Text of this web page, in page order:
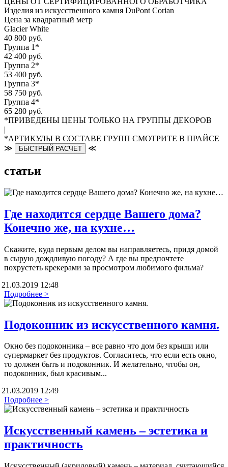
Изделия из искусственного камня DuPont Corian
Цена за квадратный метр
Glacier White
40 800 руб.
Группа 1*
42 400 руб.
Группа 2*
53 400 руб.
Группа 3*
58 750 руб.
Группа 4*
65 280 руб.
*ПРИВЕДЕНЫ ЦЕНЫ ТОЛЬКО НА ГРУППЫ ДЕКОРОВ
|
*АРТИКУЛЫ В СОСТАВЕ ГРУПП СМОТРИТЕ В ПРАЙСЕ
≫
БЫСТРЫЙ РАСЧЕТ ≪
статьи
Где находится сердце Вашего дома?
Конечно же, на кухне…
Скажите, куда первым делом вы направляетесь, придя домой
в сырую дождливую погоду? А где вы предпочтете
похрустеть крекерами за просмотром любимого фильма?
21.03.2019 12:48
Подробнее >
Подоконник из искусственного камня.
Окно без подоконника – все равно что дом без крыши или
супермаркет без продуктов. Согласитесь, что если есть окно,
то должен быть и подоконник. И желательно, чтобы он,
подоконник, был красивым...
21.03.2019 12:49
Подробнее >
Искусственный камень – эстетика и
практичность